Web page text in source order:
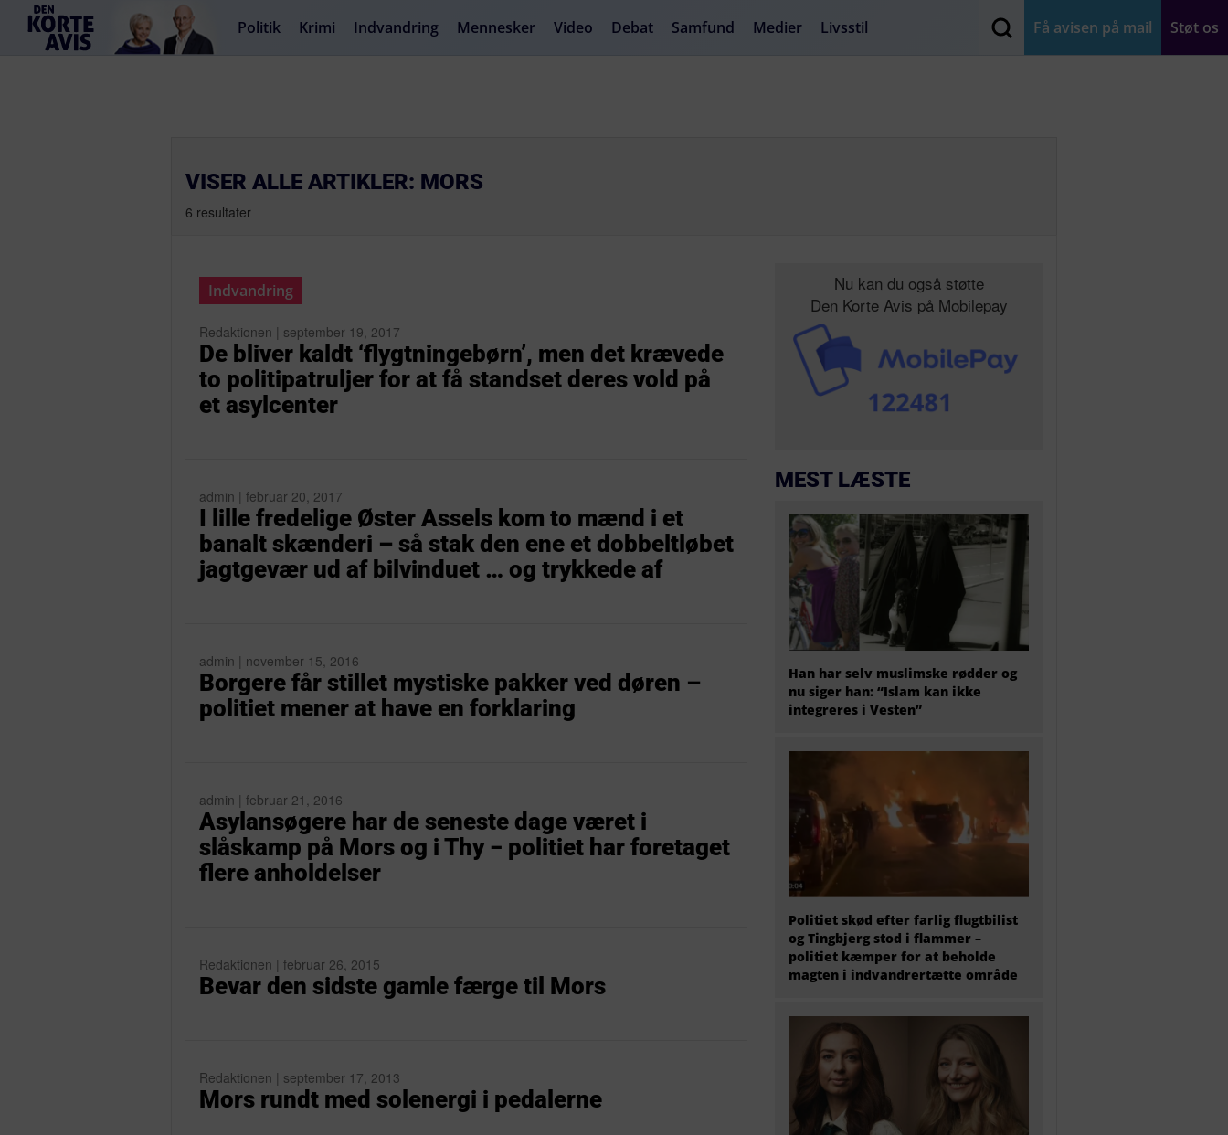
Få avisen på mail Støt os
Politik Krimi Indvandring Mennesker Video Debat Samfund Medier Livsstil
VISER ALLE ARTIKLER: MORS
6 resultater
Indvandring
Redaktionen | september 19, 2017
De bliver kaldt ‘flygtningebørn’, men det krævede
to politipatruljer for at få standset deres vold på
et asylcenter
admin | februar 20, 2017
I lille fredelige Øster Assels kom to mænd i et
banalt skænderi – så stak den ene et dobbeltløbet
jagtgevær ud af bilvinduet … og trykkede af
admin | november 15, 2016
Borgere får stillet mystiske pakker ved døren –
politiet mener at have en forklaring
admin | februar 21, 2016
Asylansøgere har de seneste dage været i
slåskamp på Mors og i Thy − politiet har foretaget
flere anholdelser
Redaktionen | februar 26, 2015
Bevar den sidste gamle færge til Mors
Redaktionen | september 17, 2013
Mors rundt med solenergi i pedalerne
Nu kan du også støtte
Den Korte Avis på Mobilepay
MEST LÆSTE
Han har selv muslimske rødder og
nu siger han: “Islam kan ikke
integreres i Vesten”
Politiet skød efter farlig flugtbilist
og Tingbjerg stod i flammer –
politiet kæmper for at beholde
magten i indvandrertætte område